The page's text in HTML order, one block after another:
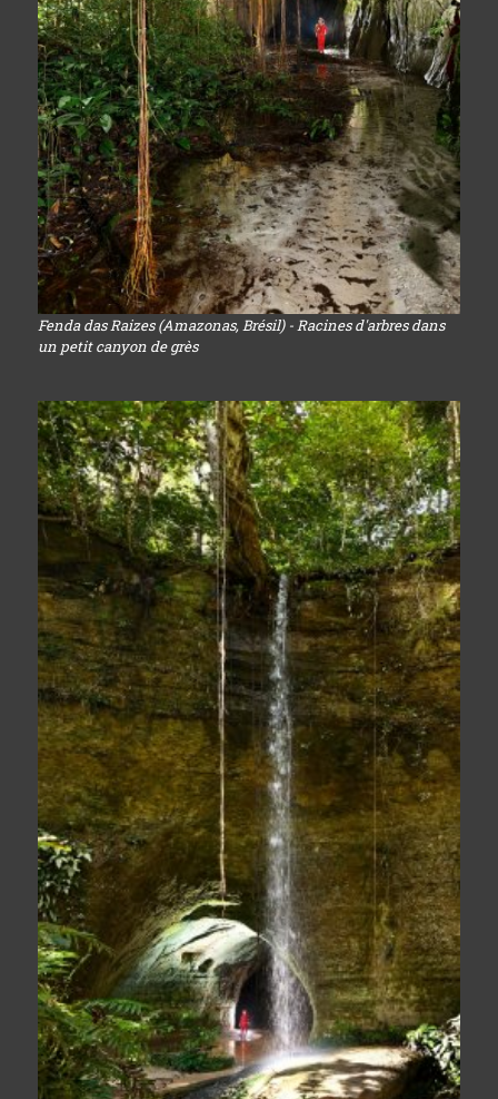
Fenda das Raizes (Amazonas, Brésil) - Racines d'arbres dans
un petit canyon de grès